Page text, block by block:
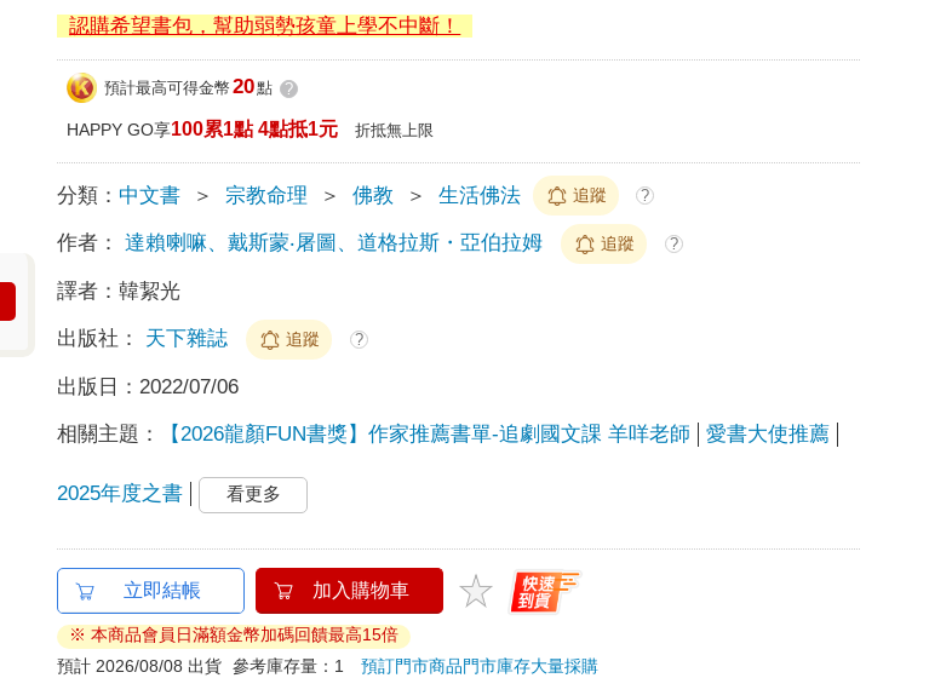
認購希望書包，幫助弱勢孩童上學不中斷！
預計最高可得金幣 20點 ?
HAPPY GO享100累1點 4點抵1元 折抵無上限
分類： 中文書 ＞ 宗教命理 ＞ 佛教 ＞ 生活佛法 追蹤 ?
作者： 達賴喇嘛、戴斯蒙‧屠圖、道格拉斯・亞伯拉姆 追蹤 ?
譯者：韓絜光
出版社： 天下雜誌 追蹤 ?
出版日： 2022/07/06
相關主題： 【2026龍顏FUN書獎】作家推薦書單-追劇國文課 羊咩老師 愛書大使推薦
2025年度之書 看更多
立即結帳 加入購物車
※ 本商品會員日滿額金幣加碼回饋最高15倍
預計 2026/08/08 出貨 參考庫存量：1預訂門市商品門市庫存大量採購